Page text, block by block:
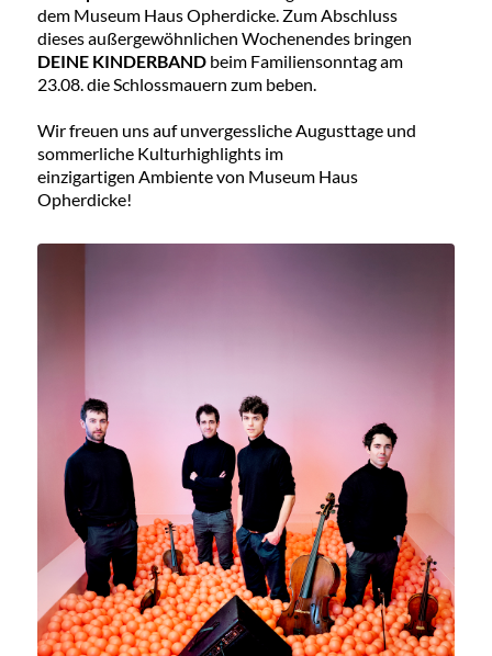
dem Museum Haus Opherdicke. Zum Abschluss
dieses außergewöhnlichen Wochenendes bringen
DEINE KINDERBANDbeim Familiensonntag am
23.08. die Schlossmauern zum beben.
Wir freuen uns auf unvergessliche Augusttage und
sommerliche Kulturhighlights im
einzigartigen Ambiente von Museum Haus
Opherdicke!